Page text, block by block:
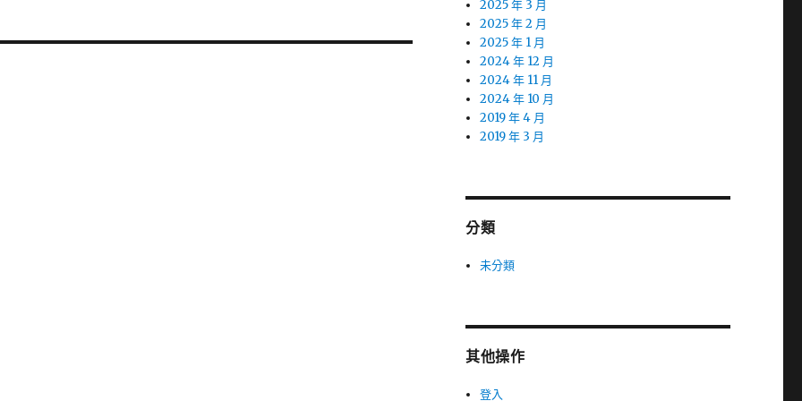
2025 年 3 月
2025 年 2 月
2025 年 1 月
2024 年 12 月
2024 年 11 月
2024 年 10 月
2019 年 4 月
2019 年 3 月
分類
未分類
其他操作
登入